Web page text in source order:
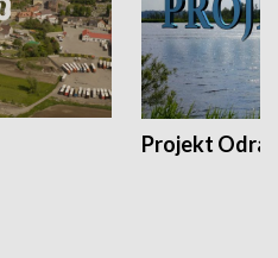
Projekt Odra